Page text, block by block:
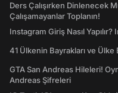
Ders Çalışırken Dinlenecek
Çalışamayanlar Toplanın!
Instagram Giriş Nasıl
41 Ülkenin Bayrakları ve Ülke
GTA San Andreas Hileleri!
Andreas Şifreleri